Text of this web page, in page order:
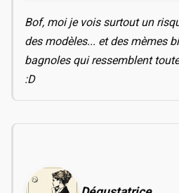
Bof, moi je vois surtout un
des modèles... et des mèmes
bagnoles qui ressemblent
:D